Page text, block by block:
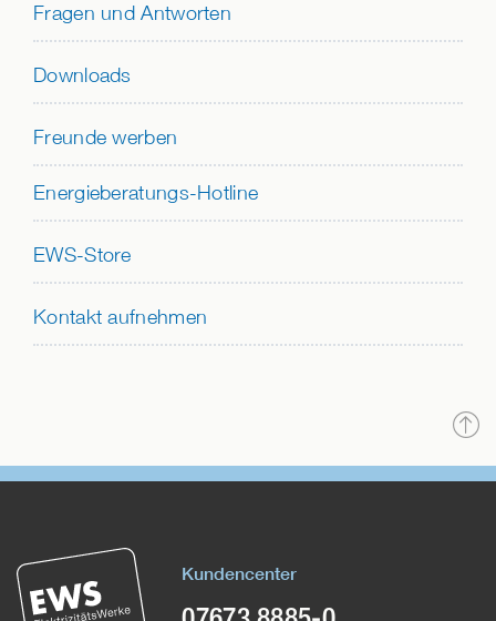
Fragen und Antworten
Downloads
Freunde werben
Energieberatungs-Hotline
EWS-Store
Kontakt aufnehmen
Kundencenter